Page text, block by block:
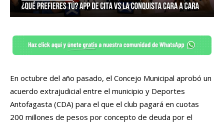
En octubre del año pasado, el Concejo Municipal aprobó un
acuerdo extrajudicial entre el municipio y Deportes
Antofagasta (CDA) para el que el club pagará en cuotas
200 millones de pesos por concepto de deuda por el